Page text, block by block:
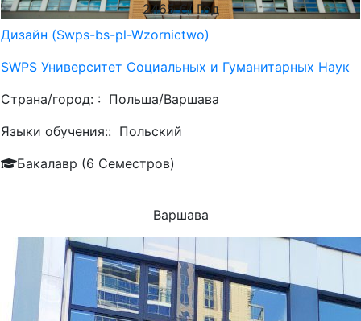
2465€/ Год
Дизайн (Swps-bs-pl-Wzornictwo)
SWPS Университет Социальных и Гуманитарных Наук
Страна/город: : Польша/Варшава
Языки обучения:: Польский
Бакалавр (6 Семестров)
Варшава